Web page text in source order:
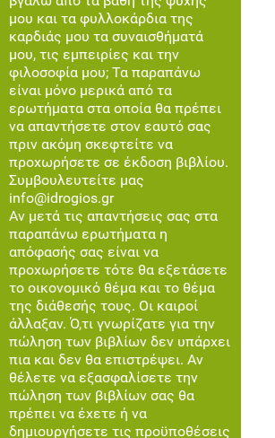
μου και τα φυλλοκάρδια της
καρδιάς μου τα συναισθήματά
μου, τις εμπειρίες και την
φιλοσοφία μου; Τα παραπάνω
είναι μόνο μερικά από τα
ερωτήματα στα οποία θα πρέπει
να απαντήσετε στον εαυτό σας
πριν ακόμη σκεφτείτε να
προχωρήσετε σε έκδοση βιβλίου.
Συμβουλευτείτε μας
info@idrogios.gr
Αν μετά τις απαντήσεις σας στα
παραπάνω ερωτήματα η
απόφασής σας είναι να
προχωρήσετε τότε θα εξετάσετε
το οικονομικό θέμα και το θέμα
της διάθεσής τους. Οι καιροί
άλλαξαν. Ό,τι γνωρίζατε για την
πώληση των βιβλίων δεν υπάρχει
πια και δεν θα επιστρέψει. Αν
θέλετε να εξασφαλίσετε την
πώληση των βιβλίων σας θα
πρέπει να έχετε ή να
δημιουργήσετε τις προϋποθέσεις